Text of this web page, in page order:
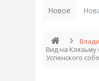
Новое
Вид на Клязьму
Успенского